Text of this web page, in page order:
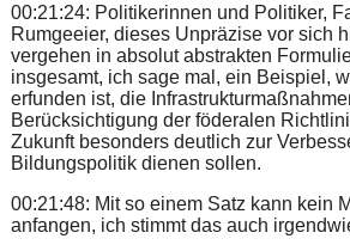
00:21:24: Politikerinnen und Politiker,
Rumgeeier, dieses Unpräzise vor sich
vergehen in absolut abstrakten
insgesamt, ich sage mal, ein Beispiel,
erfunden ist, die
Berücksichtigung der föderalen
Zukunft besonders deutlich zur
Bildungspolitik dienen sollen.
00:21:48: Mit so einem Satz kann kein
anfangen, ich stimmt das auch